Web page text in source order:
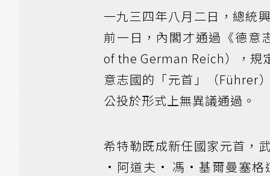
一九三四年八月二日，總統
前一日，內閣才通過《德意
of the German Reich），規
意志國的「元首」（Führer
公投於形式上無異議通過。
希特勒既成新任國家元首，
·阿道夫· 馮·基爾曼塞格